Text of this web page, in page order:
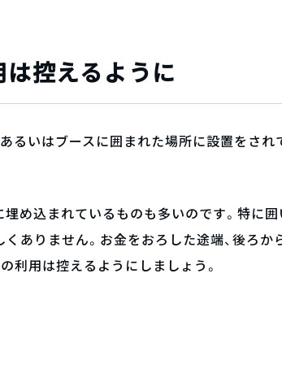
控えるように
るいはブースに囲まれた場所に設置をされ
め込まれているものも多いのです。特に囲
ありません。お金をおろした途端、後ろか
利用は控えるようにしましょう。